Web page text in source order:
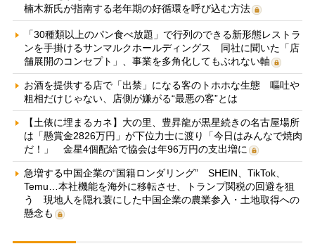
楠木新氏が指南する老年期の好循環を呼び込む方法
「30種類以上のパン食べ放題」で行列のできる新形態レストラ
ンを手掛けるサンマルクホールディングス 同社に聞いた「店
舗展開のコンセプト」、事業を多角化してもぶれない軸
お酒を提供する店で「出禁」になる客のトホホな生態 嘔吐や
粗相だけじゃない、店側が嫌がる“最悪の客”とは
【土俵に埋まるカネ】大の里、豊昇龍が黒星続きの名古屋場所
は「懸賞金2826万円」が下位力士に渡り「今日はみんなで焼肉
だ！」 金星4個配給で協会は年96万円の支出増に
急増する中国企業の“国籍ロンダリング” SHEIN、TikTok、
Temu…本社機能を海外に移転させ、トランプ関税の回避を狙
う 現地人を隠れ蓑にした中国企業の農業参入・土地取得への
懸念も